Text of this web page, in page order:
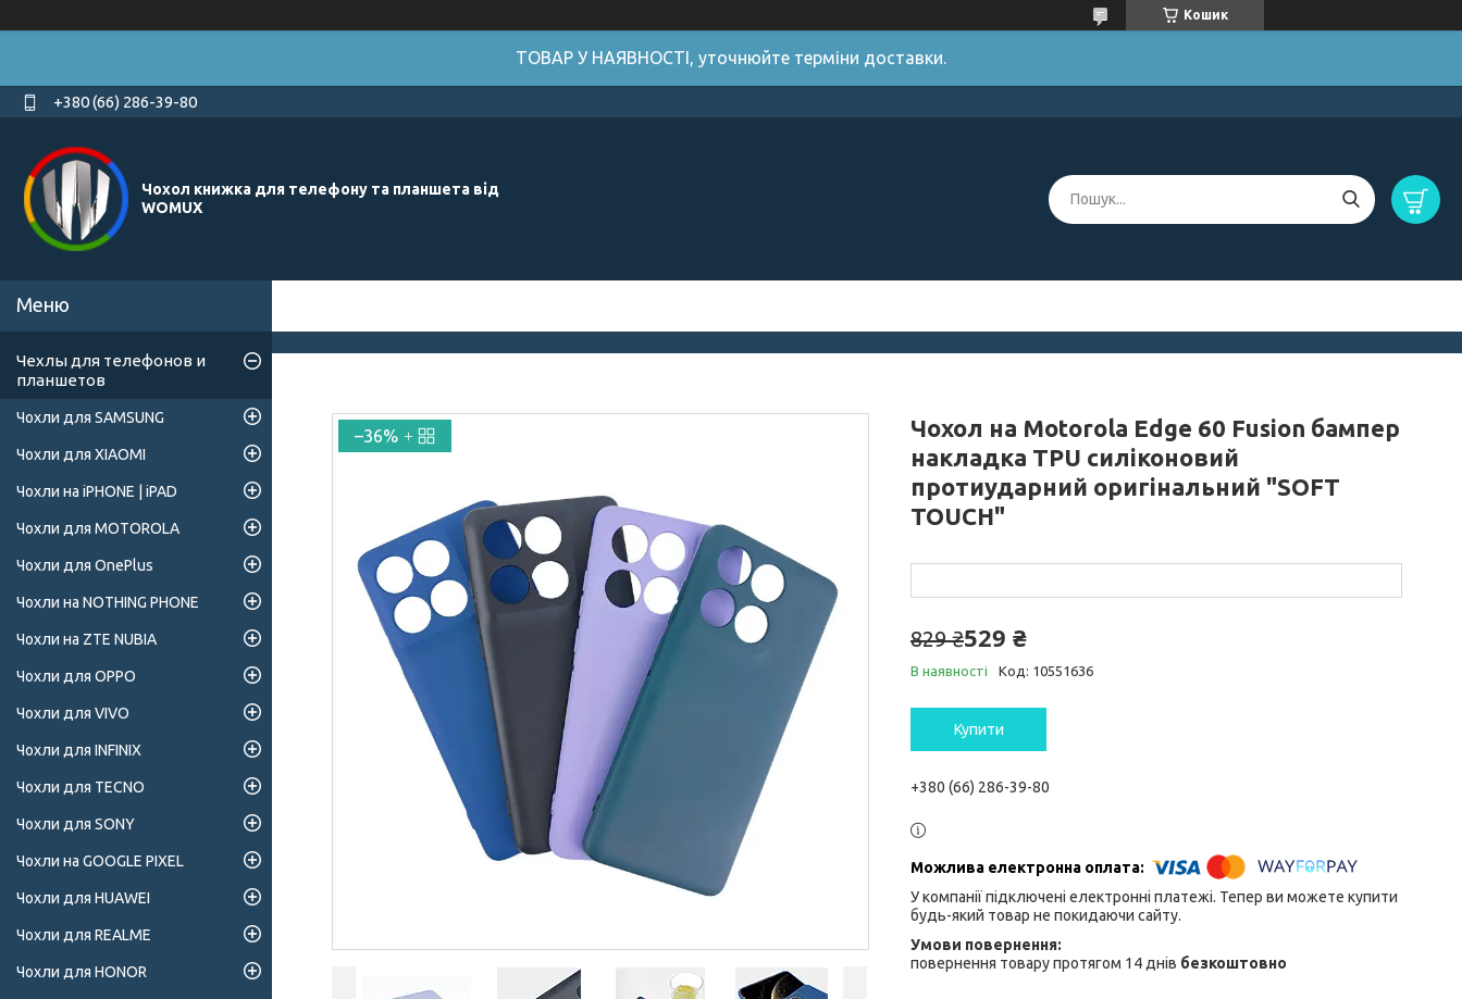
Кошик
ТОВАР У НАЯВНОСТІ, уточнюйте терміни доставки.
+380 (66) 286-39-80
Чохол книжка для телефону та планшета від
WOMUX
–36%
Чохол на Motorola Edge 60 Fusion бампер
накладка TPU силіконовий
протиударний оригінальний "SOFT
TOUCH"
829 ₴529 ₴
В наявності Код: 10551636
Купити
+380 (66) 286-39-80
У компанії підключені електронні платежі. Тепер ви можете купити
будь-який товар не покидаючи сайту.
повернення товару протягом 14 днів безкоштовно
Чехлы для телефонов и
планшетов
Чохли для SAMSUNG
Чохли для XIAOMI
Чохли на iPHONE | iPAD
Чохли для MOTOROLA
Чохли для OnePlus
Чохли на NOTHING PHONE
Чохли на ZTE NUBIA
Чохли для OPPO
Чохли для VIVO
Чохли для INFINIX
Чохли для TECNO
Чохли для SONY
Чохли на GOOGLE PIXEL
Чохли для HUAWEI
Чохли для REALME
Чохли для HONOR